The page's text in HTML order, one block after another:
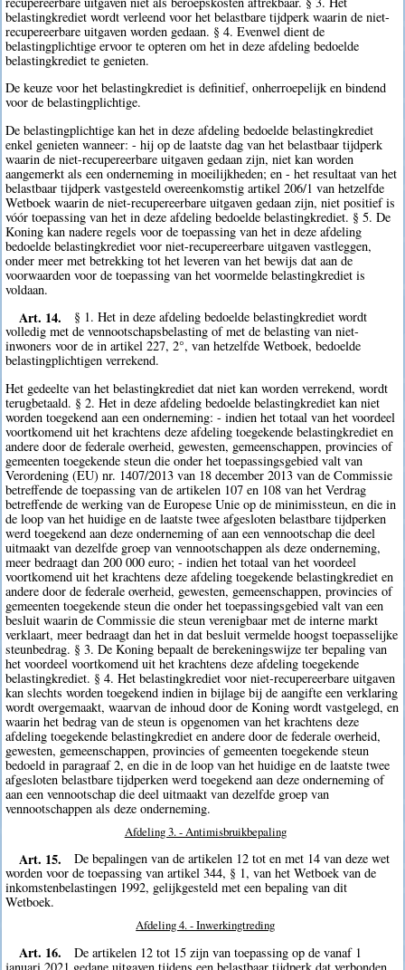
belastingkrediet wordt verleend voor het belastbare tijdperk waarin de niet-
recupereerbare uitgaven worden gedaan. § 4. Evenwel dient de
belastingplichtige ervoor te opteren om het in deze afdeling bedoelde
belastingkrediet te genieten.
De keuze voor het belastingkrediet is definitief, onherroepelijk en bindend
voor de belastingplichtige.
De belastingplichtige kan het in deze afdeling bedoelde belastingkrediet
enkel genieten wanneer: - hij op de laatste dag van het belastbaar tijdperk
waarin de niet-recupereerbare uitgaven gedaan zijn, niet kan worden
aangemerkt als een onderneming in moeilijkheden; en - het resultaat van het
belastbaar tijdperk vastgesteld overeenkomstig artikel 206/1 van hetzelfde
Wetboek waarin de niet-recupereerbare uitgaven gedaan zijn, niet positief is
vóór toepassing van het in deze afdeling bedoelde belastingkrediet. § 5. De
Koning kan nadere regels voor de toepassing van het in deze afdeling
bedoelde belastingkrediet voor niet-recupereerbare uitgaven vastleggen,
onder meer met betrekking tot het leveren van het bewijs dat aan de
voorwaarden voor de toepassing van het voormelde belastingkrediet is
voldaan.
Art. 14.
§ 1. Het in deze afdeling bedoelde belastingkrediet wordt
volledig met de vennootschapsbelasting of met de belasting van niet-
inwoners voor de in artikel 227, 2°, van hetzelfde Wetboek, bedoelde
belastingplichtigen verrekend.
Het gedeelte van het belastingkrediet dat niet kan worden verrekend, wordt
terugbetaald. § 2. Het in deze afdeling bedoelde belastingkrediet kan niet
worden toegekend aan een onderneming: - indien het totaal van het voordeel
voortkomend uit het krachtens deze afdeling toegekende belastingkrediet en
andere door de federale overheid, gewesten, gemeenschappen, provincies of
gemeenten toegekende steun die onder het toepassingsgebied valt van
Verordening (EU) nr. 1407/2013 van 18 december 2013 van de Commissie
betreffende de toepassing van de artikelen 107 en 108 van het Verdrag
betreffende de werking van de Europese Unie op de minimissteun, en die in
de loop van het huidige en de laatste twee afgesloten belastbare tijdperken
werd toegekend aan deze onderneming of aan een vennootschap die deel
uitmaakt van dezelfde groep van vennootschappen als deze onderneming,
meer bedraagt dan 200 000 euro; - indien het totaal van het voordeel
voortkomend uit het krachtens deze afdeling toegekende belastingkrediet en
andere door de federale overheid, gewesten, gemeenschappen, provincies of
gemeenten toegekende steun die onder het toepassingsgebied valt van een
besluit waarin de Commissie die steun verenigbaar met de interne markt
verklaart, meer bedraagt dan het in dat besluit vermelde hoogst toepasselijke
steunbedrag. § 3. De Koning bepaalt de berekeningswijze ter bepaling van
het voordeel voortkomend uit het krachtens deze afdeling toegekende
belastingkrediet. § 4. Het belastingkrediet voor niet-recupereerbare uitgaven
kan slechts worden toegekend indien in bijlage bij de aangifte een verklaring
wordt overgemaakt, waarvan de inhoud door de Koning wordt vastgelegd, en
waarin het bedrag van de steun is opgenomen van het krachtens deze
afdeling toegekende belastingkrediet en andere door de federale overheid,
gewesten, gemeenschappen, provincies of gemeenten toegekende steun
bedoeld in paragraaf 2, en die in de loop van het huidige en de laatste twee
afgesloten belastbare tijdperken werd toegekend aan deze onderneming of
aan een vennootschap die deel uitmaakt van dezelfde groep van
vennootschappen als deze onderneming.
Afdeling 3. - Antimisbruikbepaling
Art. 15.
De bepalingen van de artikelen 12 tot en met 14 van deze wet
worden voor de toepassing van artikel 344, § 1, van het Wetboek van de
inkomstenbelastingen 1992, gelijkgesteld met een bepaling van dit
Wetboek.
Afdeling 4. - Inwerkingtreding
Art. 16.
De artikelen 12 tot 15 zijn van toepassing op de vanaf 1
januari 2021 gedane uitgaven tijdens een belastbaar tijdperk dat verbonden